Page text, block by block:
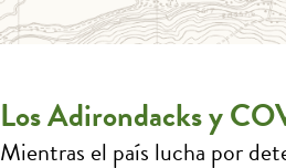
Los Adirondacks y
Mientras el país lucha por